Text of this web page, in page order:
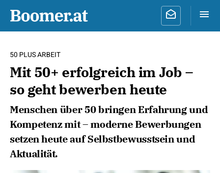
50 PLUS ARBEIT
Mit 50+ erfolgreich im Job –
so geht bewerben heute
Menschen über 50 bringen Erfahrung und
Kompetenz mit – moderne Bewerbungen
setzen heute auf Selbstbewusstsein und
Aktualität.